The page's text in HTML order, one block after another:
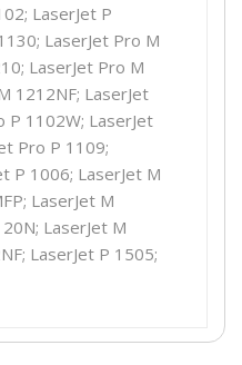
LaserJet P
LaserJet Pro M
LaserJet Pro M
1212NF; LaserJet
P 1102W; LaserJet
Pro P 1109;
P 1006; LaserJet M
LaserJet M
LaserJet M
LaserJet P 1505;